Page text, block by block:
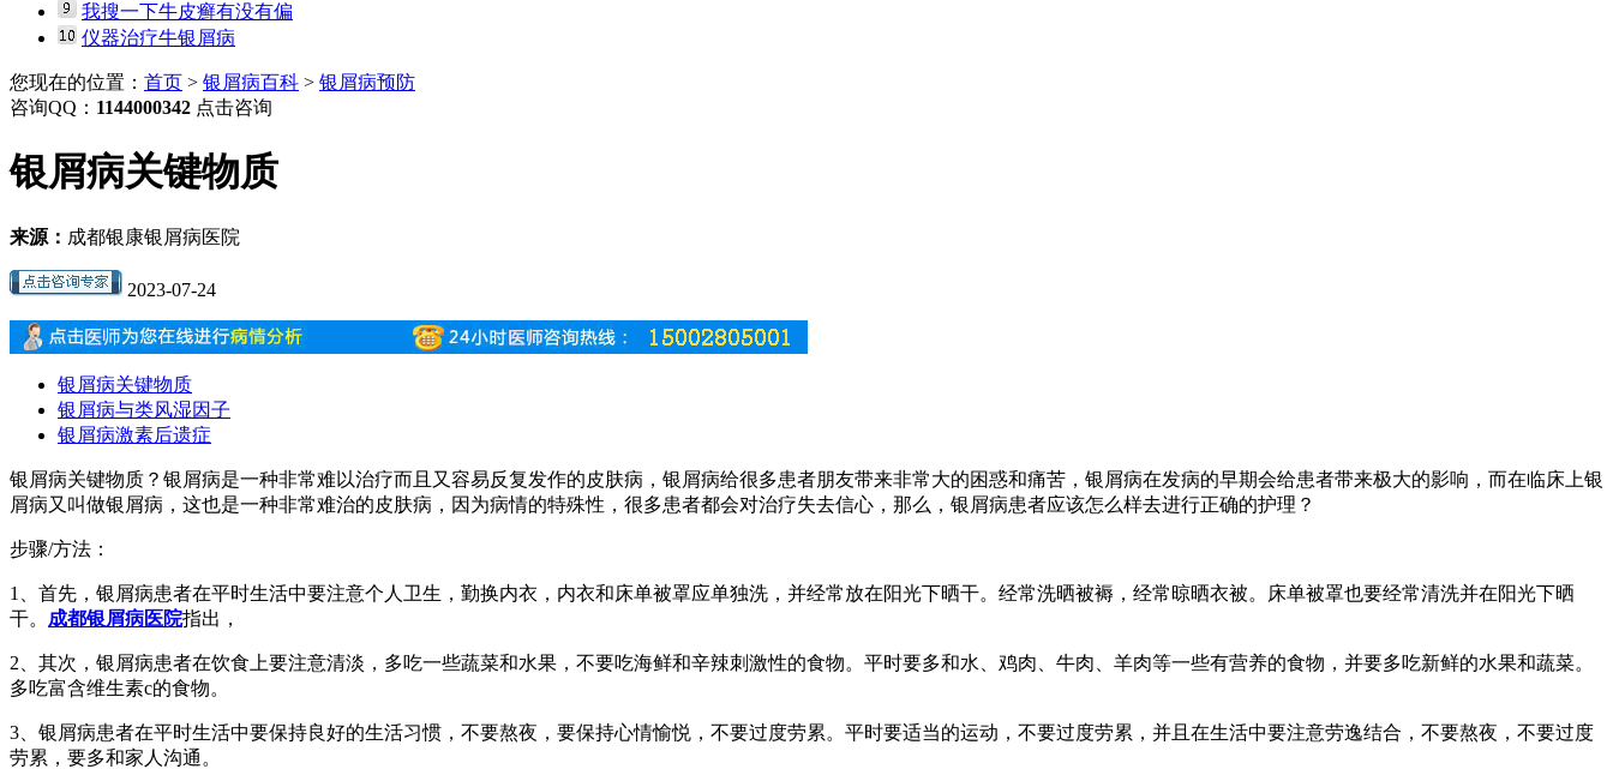
我搜一下牛皮癣有没有偏
仪器治疗牛银屑病
您现在的位置： 首页 > 银屑病百科 > 银屑病预防
咨询QQ： 1144000342 点击咨询
银屑病关键物质
来源： 成都银康银屑病医院
2023-07-24
银屑病关键物质
银屑病与类风湿因子
银屑病激素后遗症
银屑病关键物质？银屑病是一种非常难以治疗而且又容易反复发作的皮肤病，银屑病给很多患者朋友带来非常大的困惑和痛苦，银屑病在发病的早期会给患者带来极大的影响，而在临床上银
屑病又叫做银屑病，这也是一种非常难治的皮肤病，因为病情的特殊性，很多患者都会对治疗失去信心，那么，银屑病患者应该怎么样去进行正确的护理？
步骤/方法：
1、首先，银屑病患者在平时生活中要注意个人卫生，勤换内衣，内衣和床单被罩应单独洗，并经常放在阳光下晒干。经常洗晒被褥，经常晾晒衣被。床单被罩也要经常清洗并在阳光下晒
干。 成都银屑病医院指出，
2、其次，银屑病患者在饮食上要注意清淡，多吃一些蔬菜和水果，不要吃海鲜和辛辣刺激性的食物。平时要多和水、鸡肉、牛肉、羊肉等一些有营养的食物，并要多吃新鲜的水果和蔬菜。
多吃富含维生素c的食物。
3、银屑病患者在平时生活中要保持良好的生活习惯，不要熬夜，要保持心情愉悦，不要过度劳累。平时要适当的运动，不要过度劳累，并且在生活中要注意劳逸结合，不要熬夜，不要过度
劳累，要多和家人沟通。